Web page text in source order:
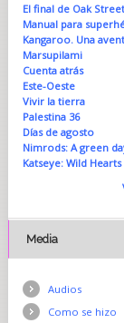
El final de Oak Street
Manual para
Kangaroo. Una
Marsupilami
Cuenta atrás
Este-Oeste
Vivir la tierra
Palestina 36
Días de agosto
Nimrods: A green
Katseye: Wild Hearts
Media
Audios
Como se hizo